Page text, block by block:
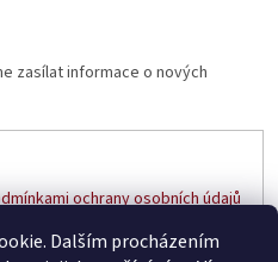
Dalším procházením
zasílat informace o nových
ochrany osobních údajů